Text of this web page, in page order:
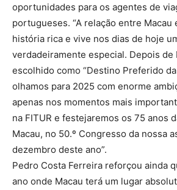
oportunidades para os agentes de
portugueses. “A relação entre Macau
história rica e vive nos dias de hoje
verdadeiramente especial. Depois de
escolhido como “Destino Preferido da
olhamos para 2025 com enorme
apenas nos momentos mais
na FITUR e festejaremos os 75 anos
Macau, no 50.º Congresso da nossa
dezembro deste ano”.
Pedro Costa Ferreira reforçou ainda
ano onde Macau terá um lugar